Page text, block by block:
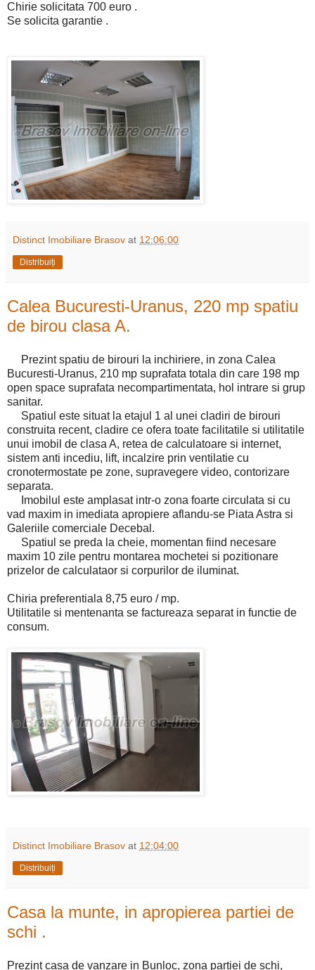
Chirie solicitata 700 euro .
Se solicita garantie .
Distinct Imobiliare Brasov at 12:06:00
Distribuiți
Calea Bucuresti-Uranus, 220 mp spatiu
de birou clasa A.
Prezint spatiu de birouri la inchiriere, in zona Calea
Bucuresti-Uranus, 210 mp suprafata totala din care 198 mp
open space suprafata necompartimentata, hol intrare si grup
sanitar.
Spatiul este situat la etajul 1 al unei cladiri de birouri
construita recent, cladire ce ofera toate facilitatile si utilitatile
unui imobil de clasa A, retea de calculatoare si internet,
sistem anti incediu, lift, incalzire prin ventilatie cu
cronotermostate pe zone, supravegere video, contorizare
separata.
Imobilul este amplasat intr-o zona foarte circulata si cu
vad maxim in imediata apropiere aflandu-se Piata Astra si
Galeriile comerciale Decebal.
Spatiul se preda la cheie, momentan fiind necesare
maxim 10 zile pentru montarea mochetei si pozitionare
prizelor de calculataor si corpurilor de iluminat.
Chiria preferentiala 8,75 euro / mp.
Utilitatile si mentenanta se factureaza separat in functie de
consum.
Distinct Imobiliare Brasov at 12:04:00
Distribuiți
Casa la munte, in apropierea partiei de
schi .
Prezint casa de vanzare in Bunloc, zona partiei de schi,